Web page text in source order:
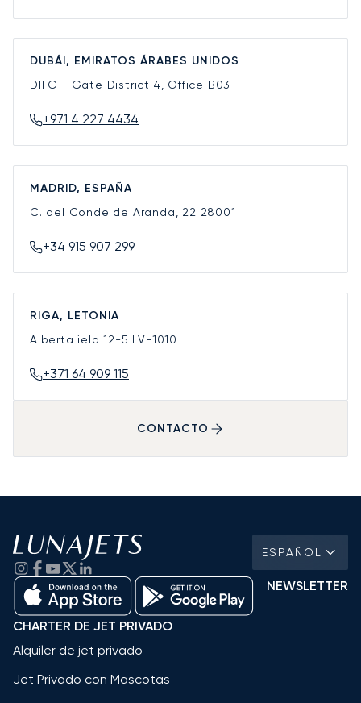
DUBÁI, EMIRATOS ÁRABES UNIDOS
DIFC - Gate District 4, Office B03
+971 4 227 4434
MADRID, ESPAÑA
C. del Conde de Aranda, 22 28001
+34 915 907 299
RIGA, LETONIA
Alberta iela 12-5 LV-1010
+371 64 909 115
CONTACTO
ESPAÑOL
NEWSLETTER
CHARTER DE JET PRIVADO
Alquiler de jet privado
Jet Privado con Mascotas